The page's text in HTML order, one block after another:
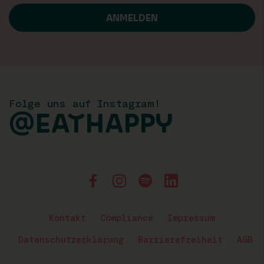
Folge uns auf Instagram!
@EATHAPPY
Kontakt Compliance Impressum
Datenschutzerklärung Barrierefreiheit AGB